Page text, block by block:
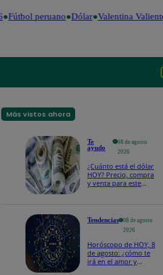
Fútbol peruano Dólar Valentina Valiente
Más vistos ahora
Te
ayudo
08 de agosto
2026
¿Cuánto está el dólar
HOY? Precio, compra
y venta para este
Tendencias
08 de agosto
2026
Horóscopo de HOY, 8
de agosto: ¿cómo te
irá en el amor y